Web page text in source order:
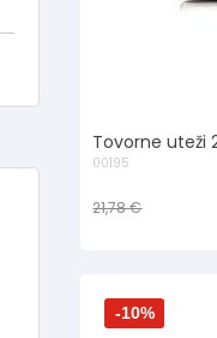
Tovorne uteži
00195
21,78 €
-10%